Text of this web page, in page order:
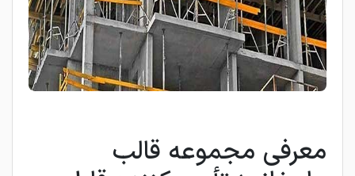
معرفی مجموعه قالب